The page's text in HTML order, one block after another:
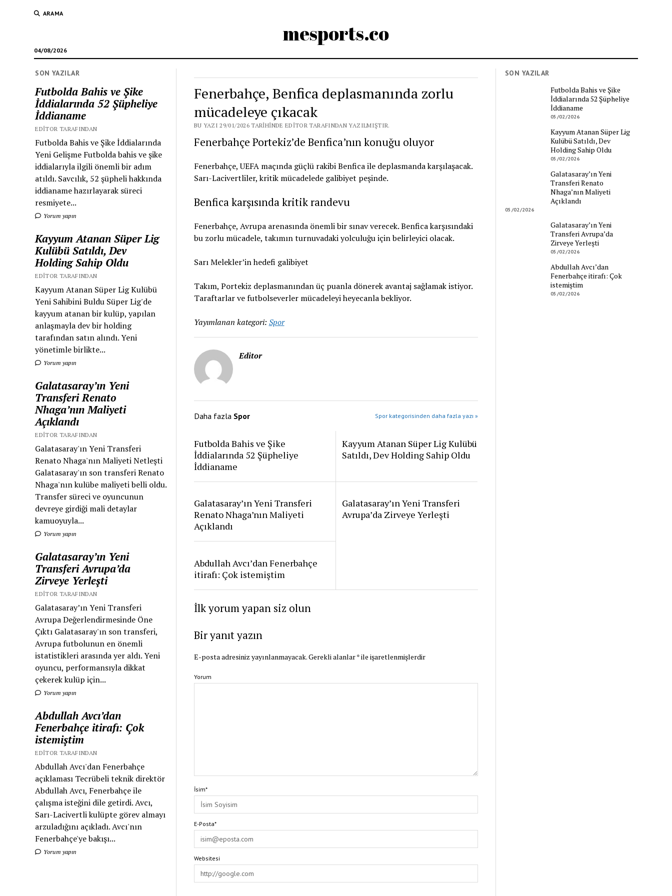
ARAMA
mesports.co
04/08/2026
SON YAZILAR
Futbolda Bahis ve Şike
İddialarında 52 Şüpheliye
İddianame
EDITOR TARAFINDAN
Futbolda Bahis ve Şike İddialarında
Yeni Gelişme Futbolda bahis ve şike
iddialarıyla ilgili önemli bir adım
atıldı. Savcılık, 52 şüpheli hakkında
iddianame hazırlayarak süreci
resmiyete...
Yorum yapın
Kayyum Atanan Süper Lig
Kulübü Satıldı, Dev
Holding Sahip Oldu
EDITOR TARAFINDAN
Kayyum Atanan Süper Lig Kulübü
Yeni Sahibini Buldu Süper Lig'de
kayyum atanan bir kulüp, yapılan
anlaşmayla dev bir holding
tarafından satın alındı. Yeni
yönetimle birlikte...
Yorum yapın
Galatasaray’ın Yeni
Transferi Renato
Nhaga’nın Maliyeti
Açıklandı
EDITOR TARAFINDAN
Galatasaray'ın Yeni Transferi
Renato Nhaga'nın Maliyeti Netleşti
Galatasaray'ın son transferi Renato
Nhaga'nın kulübe maliyeti belli oldu.
Transfer süreci ve oyuncunun
devreye girdiği mali detaylar
kamuoyuyla...
Yorum yapın
Galatasaray’ın Yeni
Transferi Avrupa’da
Zirveye Yerleşti
EDITOR TARAFINDAN
Galatasaray’ın Yeni Transferi
Avrupa Değerlendirmesinde Öne
Çıktı Galatasaray'ın son transferi,
Avrupa futbolunun en önemli
istatistikleri arasında yer aldı. Yeni
oyuncu, performansıyla dikkat
çekerek kulüp için...
Yorum yapın
Abdullah Avcı’dan
Fenerbahçe itirafı: Çok
istemiştim
EDITOR TARAFINDAN
Abdullah Avcı'dan Fenerbahçe
açıklaması Tecrübeli teknik direktör
Abdullah Avcı, Fenerbahçe ile
çalışma isteğini dile getirdi. Avcı,
Sarı-Lacivertli kulüpte görev almayı
arzuladığını açıkladı. Avcı'nın
Fenerbahçe'ye bakışı...
Yorum yapın
Fenerbahçe, Benfica deplasmanında zorlu
mücadeleye çıkacak
BU YAZI 29/01/2026 TARIHINDE EDITOR TARAFINDAN YAZILMIŞTIR.
Fenerbahçe Portekiz’de Benfica’nın konuğu oluyor
Fenerbahçe, UEFA maçında güçlü rakibi Benfica ile deplasmanda karşılaşacak.
Sarı-Lacivertliler, kritik mücadelede galibiyet peşinde.
Benfica karşısında kritik randevu
Fenerbahçe, Avrupa arenasında önemli bir sınav verecek. Benfica karşısındaki
bu zorlu mücadele, takımın turnuvadaki yolculuğu için belirleyici olacak.
Sarı Melekler’in hedefi galibiyet
Takım, Portekiz deplasmanından üç puanla dönerek avantaj sağlamak istiyor.
Taraftarlar ve futbolseverler mücadeleyi heyecanla bekliyor.
Yayımlanan kategori: Spor
Editor
Daha fazla Spor Spor kategorisinden daha fazla yazı »
Futbolda Bahis ve Şike
İddialarında 52 Şüpheliye
İddianame
Kayyum Atanan Süper Lig Kulübü
Satıldı, Dev Holding Sahip Oldu
Galatasaray’ın Yeni Transferi
Renato Nhaga’nın Maliyeti
Açıklandı
Galatasaray’ın Yeni Transferi
Avrupa’da Zirveye Yerleşti
Abdullah Avcı’dan Fenerbahçe
itirafı: Çok istemiştim
İlk yorum yapan siz olun
Bir yanıt yazın
E-posta adresiniz yayınlanmayacak.Gerekli alanlar*ile işaretlenmişlerdir
Yorum
İsim*
E-Posta*
Websitesi
SON YAZILAR
Futbolda Bahis ve Şike
İddialarında 52 Şüpheliye
İddianame
05/02/2026
Kayyum Atanan Süper Lig
Kulübü Satıldı, Dev
Holding Sahip Oldu
05/02/2026
Galatasaray’ın Yeni
Transferi Renato
Nhaga’nın Maliyeti
Açıklandı
05/02/2026
Galatasaray’ın Yeni
Transferi Avrupa’da
Zirveye Yerleşti
05/02/2026
Abdullah Avcı’dan
Fenerbahçe itirafı: Çok
istemiştim
05/02/2026